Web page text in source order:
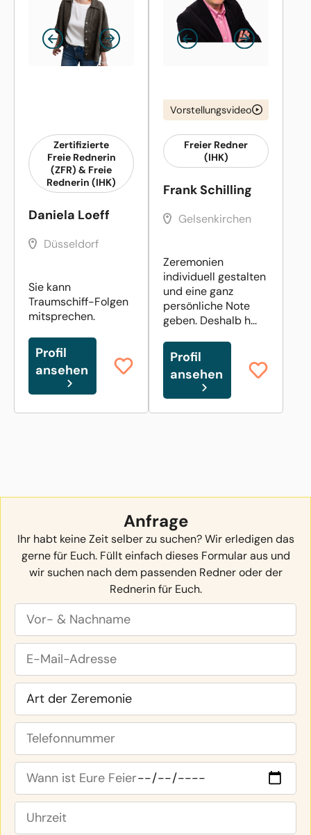
Zertifizierte
Freie Rednerin
(ZFR) & Freie
Rednerin (IHK)
Daniela Loeff
Düsseldorf
Sie kann
Traumschiff-Folgen
mitsprechen.
Profil
ansehen
Vorstellungsvideo
Freier Redner
(IHK)
Frank Schilling
Gelsenkirchen
Zeremonien
individuell gestalten
und eine ganz
persönliche Note
geben. Deshalb h...
Profil
ansehen
Anfrage
Ihr habt keine Zeit selber zu suchen? Wir erledigen das
gerne für Euch. Füllt einfach dieses Formular aus und
wir suchen nach dem passenden Redner oder der
Rednerin für Euch.